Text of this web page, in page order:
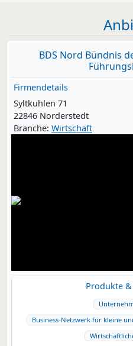
BDS Nord Bündnis
Firmendetails
Syltkuhlen 71
22846 Norderstedt
Branche: Wirtschaft
Produkte
Business-Netzwerk für kleine